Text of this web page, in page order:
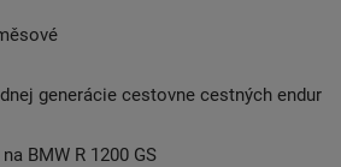
generácie cestovne cestných endur
BMW R 1200 GS